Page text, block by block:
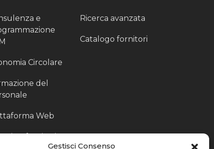
Gestisci Consenso
e
Circolare
del
Web
fornitori
Ricerca avanzata
Catalogo fornitori